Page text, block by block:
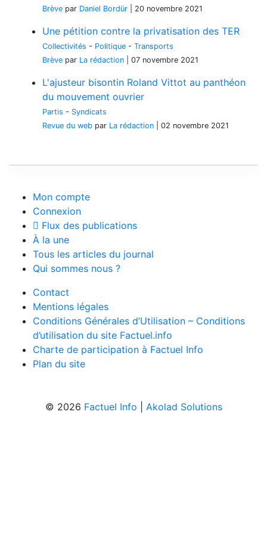
Brève par Daniel Bordür 20 novembre 2021
Une pétition contre la privatisation des TER
Collectivités - Politique - Transports
Brève par La rédaction 07 novembre 2021
L'ajusteur bisontin Roland Vittot au panthéon
du mouvement ouvrier
Partis - Syndicats
Revue du web par La rédaction 02 novembre 2021
Mon compte
Connexion
Flux des publications
À la une
Tous les articles du journal
Qui sommes nous ?
Contact
Mentions légales
Conditions Générales d’Utilisation – Conditions
d’utilisation du site Factuel.info
Charte de participation à Factuel Info
Plan du site
© 2026 Factuel Info Akolad Solutions